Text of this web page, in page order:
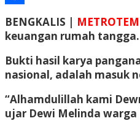
BENGKALIS |
keuangan rumah
Bukti hasil karya
nasional, adalah masuk
“Alhamdulillah kami
ujar Dewi Melinda warga